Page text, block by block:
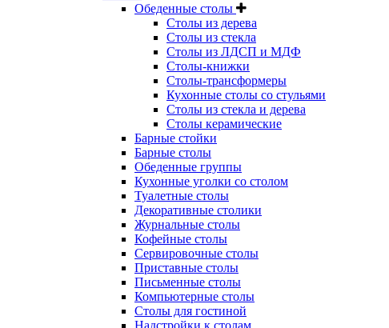
Обеденные столы
Столы из дерева
Столы из стекла
Столы из ЛДСП и МДФ
Столы-книжки
Столы-трансформеры
Кухонные столы со стульями
Столы из стекла и дерева
Столы керамические
Барные стойки
Барные столы
Обеденные группы
Кухонные уголки со столом
Туалетные столы
Декоративные столики
Журнальные столы
Кофейные столы
Сервировочные столы
Приставные столы
Письменные столы
Компьютерные столы
Столы для гостиной
Надстройки к столам